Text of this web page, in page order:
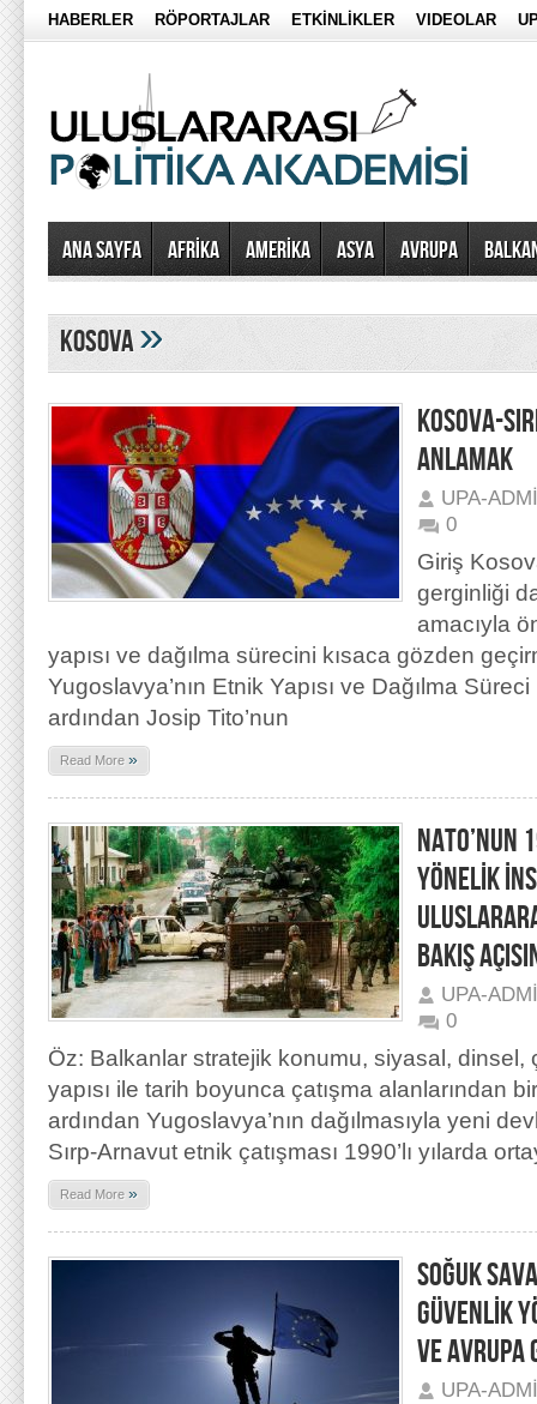
HABERLER RÖPORTAJLAR ETKİNLİKLER VIDEOLAR
Ana Sayfa AFRİKA AMERİKA ASYA AVRUPA
kosova»
KOSOVA-
ANLAMAK
UPA-
0
Giriş
gerginliği
amacıyla
yapısı ve dağılma sürecini kısaca gözden
Yugoslavya’nın Etnik Yapısı ve Dağılma
ardından Josip Tito’nun
Read More »
NATO’NUN
YÖNELİK
BAKIŞ
UPA-
0
Öz: Balkanlar stratejik konumu, siyasal, dinsel,
yapısı ile tarih boyunca çatışma alanlarından
ardından Yugoslavya’nın dağılmasıyla yeni
Sırp-Arnavut etnik çatışması 1990’lı yılarda
Read More »
SOĞUK
GÜVENLİK
VE AVRUPA
UPA-